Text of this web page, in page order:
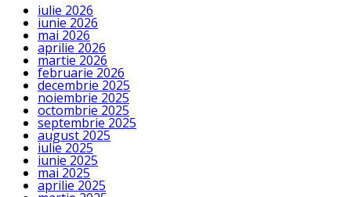
iulie 2026
iunie 2026
mai 2026
aprilie 2026
martie 2026
februarie 2026
decembrie 2025
noiembrie 2025
octombrie 2025
septembrie 2025
august 2025
iulie 2025
iunie 2025
mai 2025
aprilie 2025